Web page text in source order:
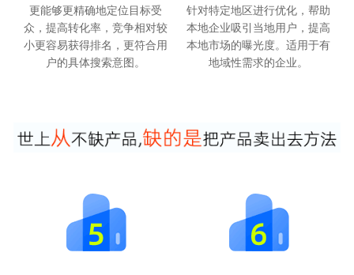
更能够更精确地定位目标受
众，提高转化率，竞争相对较
小更容易获得排名，更符合用
户的具体搜索意图。
针对特定地区进行优化，帮助
本地企业吸引当地用户，提高
本地市场的曝光度。适用于有
地域性需求的企业。